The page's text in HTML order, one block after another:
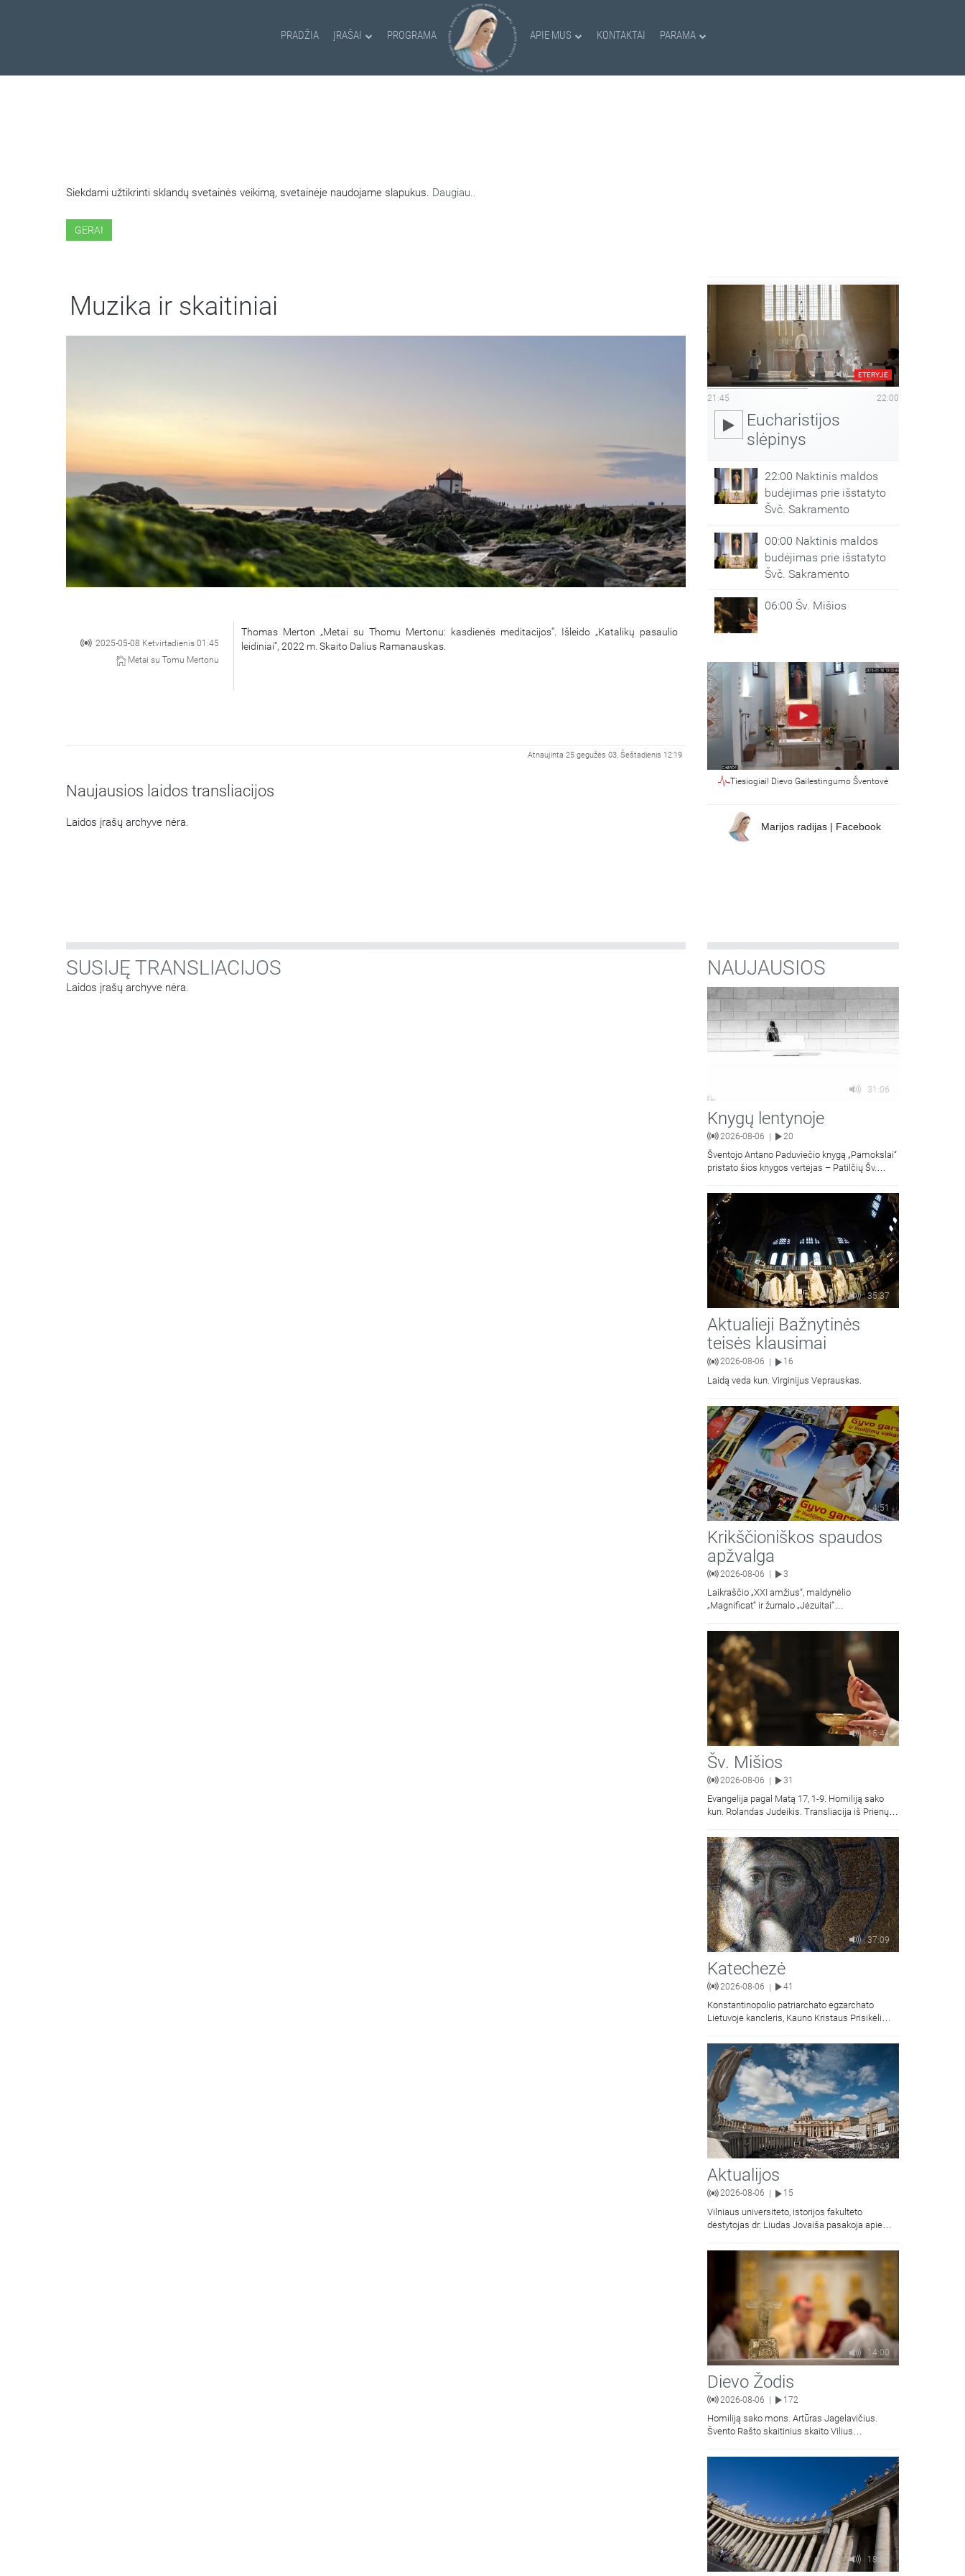
PRADŽIA ĮRAŠAI PROGRAMA APIE MUS KONTAKTAI PARAMA
Siekdami užtikrinti sklandų svetainės veikimą, svetainėje naudojame slapukus. Daugiau..
GERAI
Muzika ir skaitiniai
2025-05-08 Ketvirtadienis 01:45
Metai su Tomu Mertonu
Thomas Merton „Metai su Thomu Mertonu: kasdienės meditacijos“. Išleido „Katalikų pasaulio
leidiniai“, 2022 m. Skaito Dalius Ramanauskas.
Atnaujinta 25 gegužės 03, Šeštadienis 12:19
Naujausios laidos transliacijos
Laidos įrašų archyve nėra.
ETERYJE
21:45 22:00
Eucharistijos
slėpinys
22:00 Naktinis maldos
budėjimas prie išstatyto
Švč. Sakramento
00:00 Naktinis maldos
budėjimas prie išstatyto
Švč. Sakramento
06:00 Šv. Mišios
Tiesiogiai! Dievo Gailestingumo Šventovė
Marijos radijas | Facebook
SUSIJĘ TRANSLIACIJOS
Laidos įrašų archyve nėra.
NAUJAUSIOS
31:06
Knygų lentynoje
2026-08-06 | 20
Šventojo Antano Paduviečio knygą „Pamokslai“
pristato šios knygos vertėjas – Patilčių Šv.
moralinės teologijos dr. Algirdas Petras
35:37
Aktualieji Bažnytinės
teisės klausimai
2026-08-06 16
Laidą veda kun. Virginijus Veprauskas.
4:51
Krikščioniškos spaudos
apžvalga
2026-08-06 3
Laikraščio „XXI amžius“, maldynėlio
„Magnificat“ ir žurnalo „Jėzuitai“
15:44
Šv. Mišios
2026-08-06 | 31
Evangelija pagal Matą 17, 1-9. Homiliją sako
kun. Rolandas Judeikis. Transliacija iš Prienų
37:09
Katechezė
2026-08-06 | 41
Konstantinopolio patriarchato egzarchato
Lietuvoje kancleris, Kauno Kristaus Prisikėlimo
kunigas Vitalijus Mockus pasakoja apie
Kristaus Atsimainymo šventę.
35:43
Aktualijos
2026-08-06 15
Vilniaus universiteto, istorijos fakulteto
dėstytojas dr. Liudas Jovaiša pasakoja apie
Jacevičius.
14:00
Dievo Žodis
2026-08-06 172
Homiliją sako mons. Artūras Jagelavičius.
Švento Rašto skaitinius skaito Vilius
18:58